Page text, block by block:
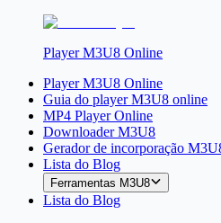
Player M3U8 Online
Player M3U8 Online
Guia do player M3U8 online
MP4 Player Online
Downloader M3U8
Gerador de incorporação
Lista do Blog
Ferramentas M3U8
Lista do Blog